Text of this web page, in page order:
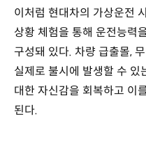
이처럼 현대차의 가상운전
상황 체험을 통해 운전능력
구성돼 있다. 차량 급출몰,
실제로 불시에 발생할 수 있
대한 자신감을 회복하고 이
된다.